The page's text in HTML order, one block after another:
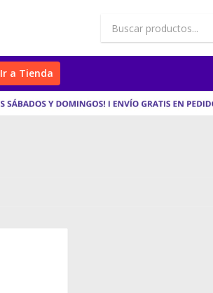
Ir a Tienda